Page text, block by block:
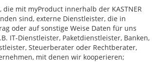
die mit myProduct innerhalb der KASTNER
sind, externe Dienstleister, die in
oder auf sonstige Weise Daten für uns
IT-Dienstleister, Paketdienstleister, Banken,
Steuerberater oder Rechtberater,
mit denen wir kooperieren;